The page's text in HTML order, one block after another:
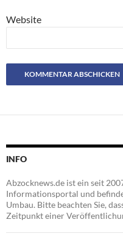
Website
INFO
Abzocknews.de ist ein seit
Informationsportal und
Umbau. Bitte beachten Sie,
Zeitpunkt einer